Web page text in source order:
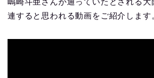
嶋崎斗亜さんが通っていたとされる大
連すると思われる動画をご紹介します